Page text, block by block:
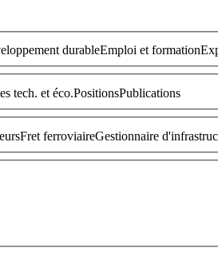
durableEmploi et formation
tech. et éco.PositionsPublications
Fret ferroviaireGestionnaire